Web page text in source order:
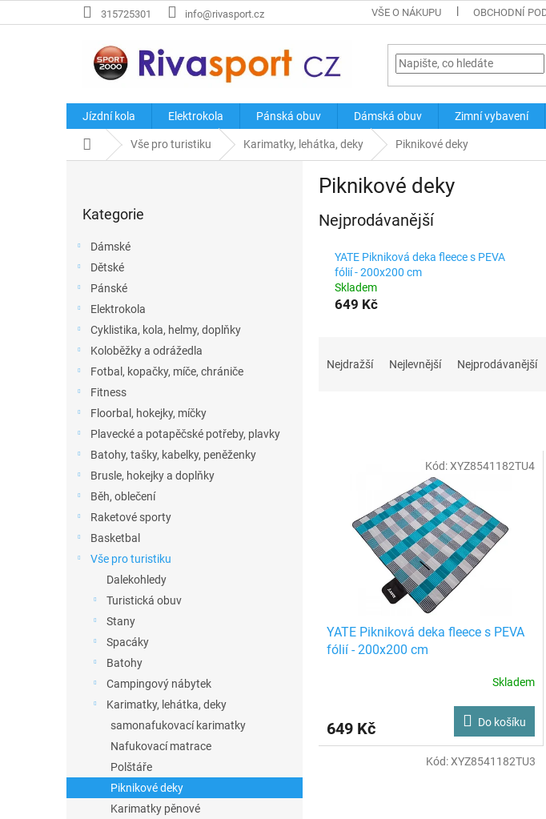
na
315725301 info@rivasport.cz VŠE O NÁKUPU OBCHODNÍ
Jízdní kola Elektrokola Pánská obuv Dámská obuv Zimní vybavení
Domů Vše pro turistiku Karimatky, lehátka, deky Piknikové deky
kategorie
Kategorie
Dámské
Dětské
Pánské
Elektrokola
Cyklistika, kola, helmy, doplňky
Koloběžky a odrážedla
Fotbal, kopačky, míče, chrániče
Fitness
Floorbal, hokejky, míčky
Plavecké a potapěčské potřeby, plavky
Batohy, tašky, kabelky, peněženky
Brusle, hokejky a doplňky
Běh, oblečení
Raketové sporty
Basketbal
Vše pro turistiku
Dalekohledy
Turistická obuv
Stany
Spacáky
Batohy
Campingový nábytek
Karimatky, lehátka, deky
samonafukovací karimatky
Nafukovací matrace
Polštáře
Piknikové deky
Karimatky pěnové
Piknikové deky
Nejprodávanější
YATE Pikniková deka fleece s PEVA
fólií - 200x200 cm
Skladem
649 Kč
Nejdražší Nejlevnější Nejprodávanější
YATE Pikniková deka fleece s PEVA
fólií - 200x200 cm
Skladem
649 Kč Do košíku
Kód:XYZ8541182TU4
Kód:XYZ8541182TU3